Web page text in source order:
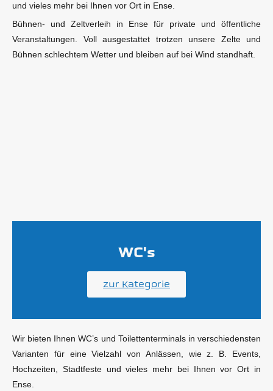
und vieles mehr bei Ihnen vor Ort in Ense.
Bühnen- und Zeltverleih in Ense für private und öffentliche
Veranstaltungen. Voll ausgestattet trotzen unsere Zelte und
Bühnen schlechtem Wetter und bleiben auf bei Wind standhaft.
WC's
zur Kategorie
Wir bieten Ihnen WC’s und Toilettenterminals in verschiedensten
Varianten für eine Vielzahl von Anlässen, wie z. B. Events,
Hochzeiten, Stadtfeste und vieles mehr bei Ihnen vor Ort in
Ense.